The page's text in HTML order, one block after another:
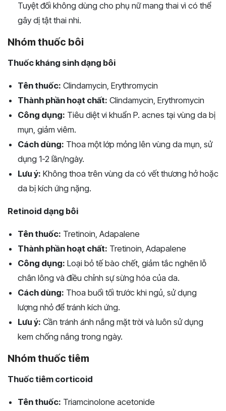
Tuyệt đối không dùng cho phụ nữ mang thai vì có thể
gây dị tật thai nhi.
Nhóm thuốc bôi
Thuốc kháng sinh dạng bôi
Tên thuốc: Clindamycin, Erythromycin
Thành phần hoạt chất: Clindamycin, Erythromycin
Công dụng: Tiêu diệt vi khuẩn P. acnes tại vùng da bị
mụn, giảm viêm.
Cách dùng: Thoa một lớp mỏng lên vùng da mụn, sử
dụng 1-2 lần/ngày.
Lưu ý: Không thoa trên vùng da có vết thương hở hoặc
da bị kích ứng nặng.
Retinoid dạng bôi
Tên thuốc: Tretinoin, Adapalene
Thành phần hoạt chất: Tretinoin, Adapalene
Công dụng: Loại bỏ tế bào chết, giảm tắc nghẽn lỗ
chân lông và điều chỉnh sự sừng hóa của da.
Cách dùng: Thoa buổi tối trước khi ngủ, sử dụng
lượng nhỏ để tránh kích ứng.
Lưu ý: Cần tránh ánh nắng mặt trời và luôn sử dụng
kem chống nắng trong ngày.
Nhóm thuốc tiêm
Thuốc tiêm corticoid
Tên thuốc: Triamcinolone acetonide